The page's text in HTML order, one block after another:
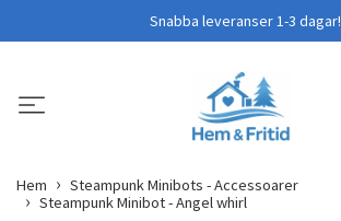
Snabba leveranser 1-3 dagar!
Hem
Steampunk Minibots - Accessoarer
Steampunk Minibot - Angel whirl